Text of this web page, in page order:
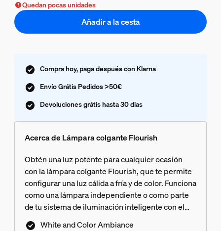
Quedan pocas unidades
Añadir a la cesta
Compra hoy, paga después con Klarna
Envío Grátis Pedidos >50€
Devoluciones grátis hasta 30 dias
Acerca de Lámpara colgante Flourish
Obtén una luz potente para cualquier ocasión
con la lámpara colgante Flourish, que te permite
configurar una luz cálida a fría y de color. Funciona
como una lámpara independiente o como parte
de tu sistema de iluminación inteligente con el
Hue Bridge.
White and Color Ambiance